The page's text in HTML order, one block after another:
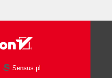
Sensus.pl